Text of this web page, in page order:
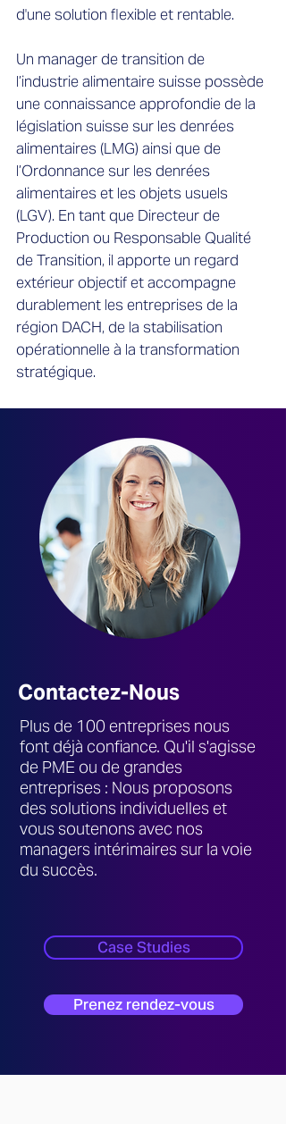
d'une solution flexible et rentable.
Un manager de transition de
l’industrie alimentaire suisse possède
une connaissance approfondie de la
législation suisse sur les denrées
alimentaires (LMG) ainsi que de
l’Ordonnance sur les denrées
alimentaires et les objets usuels
(LGV). En tant que Directeur de
Production ou Responsable Qualité
de Transition, il apporte un regard
extérieur objectif et accompagne
durablement les entreprises de la
région DACH, de la stabilisation
opérationnelle à la transformation
stratégique.
Contactez-Nous
Plus de 100 entreprises nous
font déjà confiance. Qu'il s'agisse
de PME ou de grandes
entreprises : Nous proposons
des solutions individuelles et
vous soutenons avec nos
managers intérimaires sur la voie
du succès.
Case Studies
Prenez rendez-vous